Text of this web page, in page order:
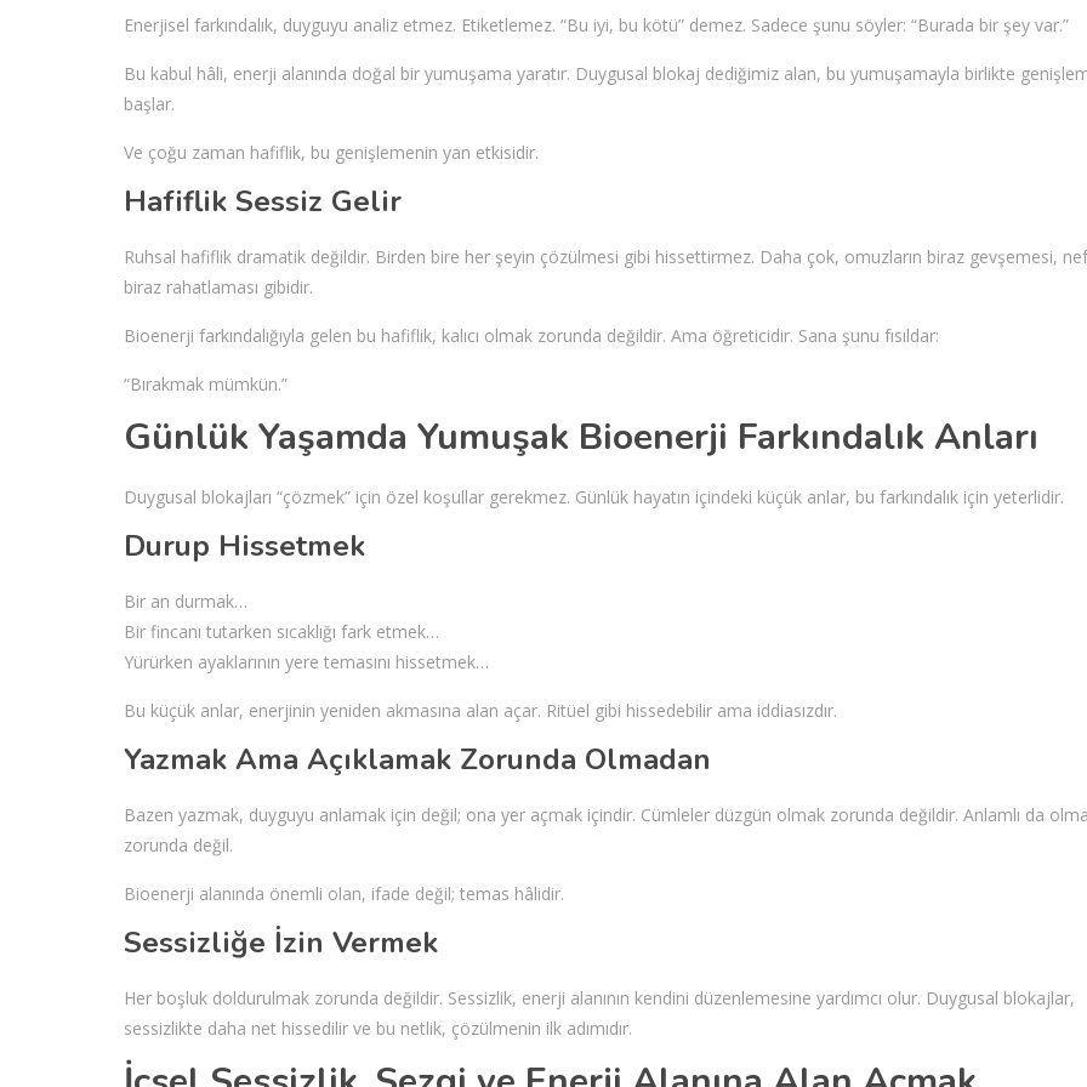
Enerjisel farkındalık, duyguyu analiz etmez. Etiketlemez. “Bu iyi, bu kötü” demez. Sadece şunu söyler: “Burada bir şey var.”
Bu kabul hâli, enerji alanında doğal bir yumuşama yaratır. Duygusal blokaj dediğimiz alan, bu yumuşamayla birlikte
başlar.
Ve çoğu zaman hafiflik, bu genişlemenin yan etkisidir.
Hafiflik Sessiz Gelir
Ruhsal hafiflik dramatik değildir. Birden bire her şeyin çözülmesi gibi hissettirmez. Daha çok, omuzların biraz gevşemesi,
biraz rahatlaması gibidir.
Bioenerji farkındalığıyla gelen bu hafiflik, kalıcı olmak zorunda değildir. Ama öğreticidir. Sana şunu fısıldar:
“Bırakmak mümkün.”
Günlük Yaşamda Yumuşak Bioenerji Farkındalık Anları
Duygusal blokajları “çözmek” için özel koşullar gerekmez. Günlük hayatın içindeki küçük anlar, bu farkındalık için yeterlidir.
Durup Hissetmek
Bir an durmak…
Bir fincanı tutarken sıcaklığı fark etmek…
Yürürken ayaklarının yere temasını hissetmek…
Bu küçük anlar, enerjinin yeniden akmasına alan açar. Ritüel gibi hissedebilir ama iddiasızdır.
Yazmak Ama Açıklamak Zorunda Olmadan
Bazen yazmak, duyguyu anlamak için değil; ona yer açmak içindir. Cümleler düzgün olmak zorunda değildir. Anlamlı da
zorunda değil.
Bioenerji alanında önemli olan, ifade değil; temas hâlidir.
Sessizliğe İzin Vermek
Her boşluk doldurulmak zorunda değildir. Sessizlik, enerji alanının kendini düzenlemesine yardımcı olur. Duygusal blokajlar,
sessizlikte daha net hissedilir ve bu netlik, çözülmenin ilk adımıdır.